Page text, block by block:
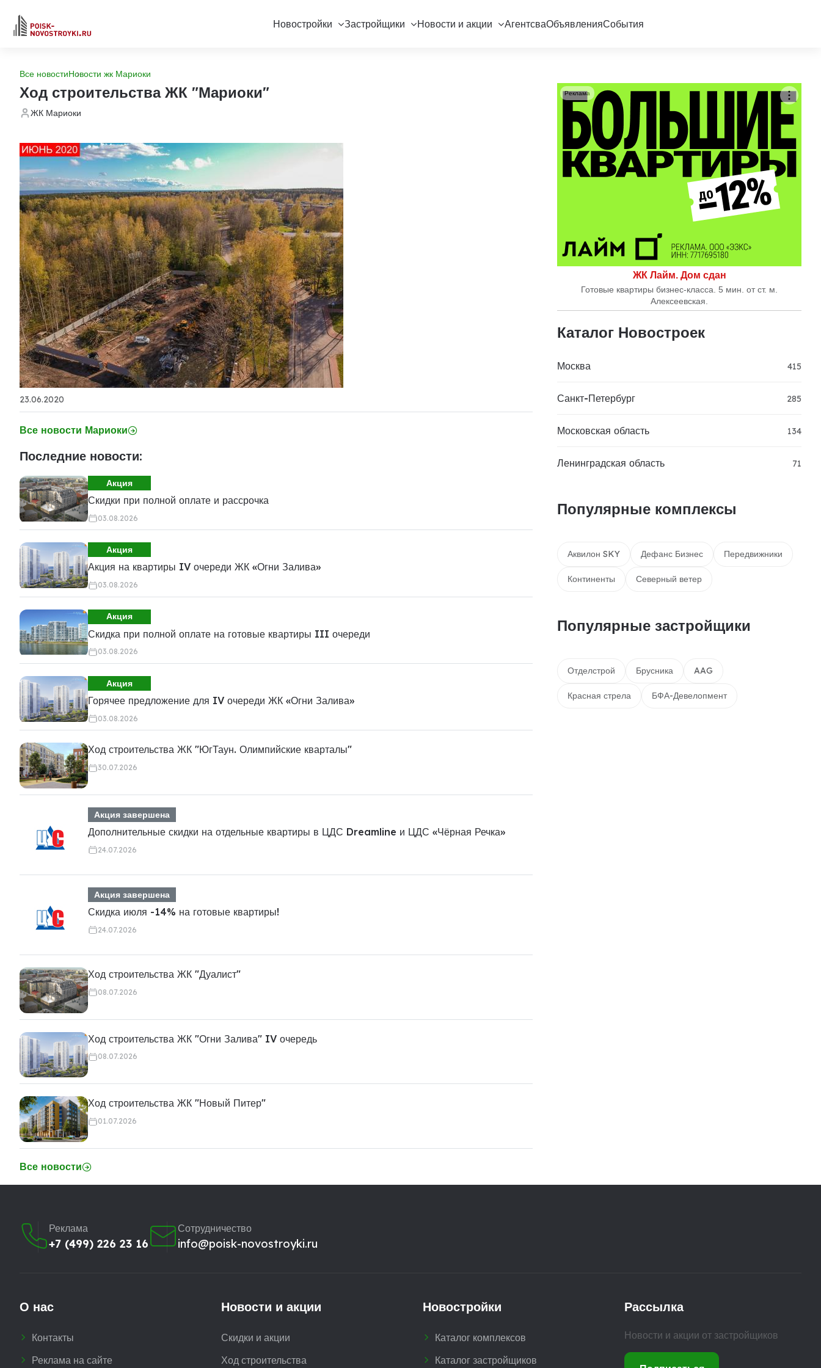
Новостройки Застройщики Новости и акции АгентсваОбъявленияСобытия
Все новостиНовости жк Мариоки
Ход строительства ЖК "Мариоки"
ЖК Мариоки
23.06.2020
Все новости Мариоки
Последние новости:
Акция
Скидки при полной оплате и рассрочка
03.08.2026
Акция
Акция на квартиры IV очереди ЖК «Огни Залива»
03.08.2026
Акция
Скидка при полной оплате на готовые квартиры III очереди
03.08.2026
Акция
Горячее предложение для IV очереди ЖК «Огни Залива»
03.08.2026
Ход строительства ЖК "ЮгТаун. Олимпийские кварталы"
30.07.2026
Акция завершена
Дополнительные скидки на отдельные квартиры в ЦДС Dreamline и ЦДС «Чёрная Речка»
24.07.2026
Акция завершена
Скидка июля -14% на готовые квартиры!
24.07.2026
Ход строительства ЖК "Дуалист"
08.07.2026
Ход строительства ЖК "Огни Залива" IV очередь
08.07.2026
Ход строительства ЖК "Новый Питер"
01.07.2026
Все новости
ЖК Лайм. Дом сдан
Готовые квартиры бизнес-класса. 5 мин. от ст. м.
Алексеевская.
Реклама
Каталог Новостроек
Москва 415
Санкт-Петербург 285
Московская область 134
Ленинградская область 71
Популярные комплексы
Аквилон SKY Дефанс Бизнес Передвижники
Континенты Северный ветер
Популярные застройщики
Отделстрой Брусника AAG
Красная стрела БФА-Девелопмент
Реклама
+7 (499) 226 23 16
Сотрудничество
info@poisk-novostroyki.ru
О нас
Контакты
Реклама на сайте
Новости и акции
Скидки и акции
Ход строительства
Новостройки
Каталог комплексов
Каталог застройщиков
Рассылка
Новости и акции от застройщиков